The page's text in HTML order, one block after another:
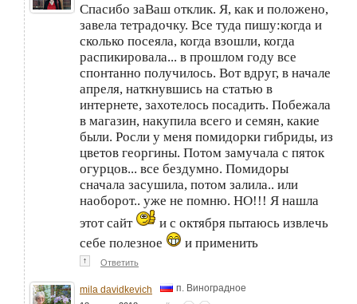
Спасибо заВаш отклик. Я, как и положено,
завела тетрадочку. Все туда пишу:когда и
сколько посеяла, когда взошли, когда
распикировала... в прошлом году все
спонтанно получилось. Вот вдруг, в начале
апреля, наткнувшись на статью в
интернете, захотелось посадить. Побежала
в магазин, накупила всего и семян, какие
были. Росли у меня помидорки гибриды, из
цветов георгины. Потом замучала с пяток
огурцов... все бездумно. Помидоры
сначала засушила, потом залила.. или
наоборот.. уже не помню. НО!!! Я нашла
этот сайт
и с октября пытаюсь извлечь
себе полезное
и применить
↑ Ответить
mila davidkevich п. Виноградное